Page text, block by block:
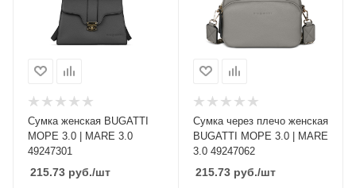
Сумка женская BUGATTI
МОРЕ 3.0 | MARE 3.0
49247301
215.73 руб./шт
Сумка через плечо женская
BUGATTI МОРЕ 3.0 | MARE
3.0 49247062
215.73руб./шт